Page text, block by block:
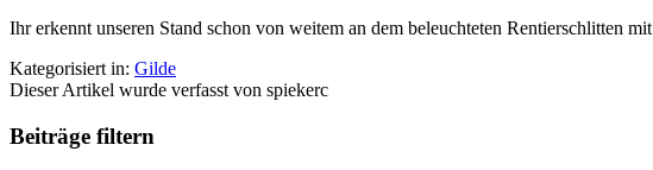
Ihr erkennt unseren Stand schon von weitem an dem beleuchteten Rentierschlitten
Kategorisiert in: Gilde
Dieser Artikel wurde verfasst von spiekerc
Beiträge filtern